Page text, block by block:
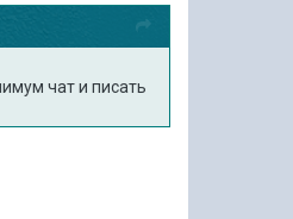
чат и писать